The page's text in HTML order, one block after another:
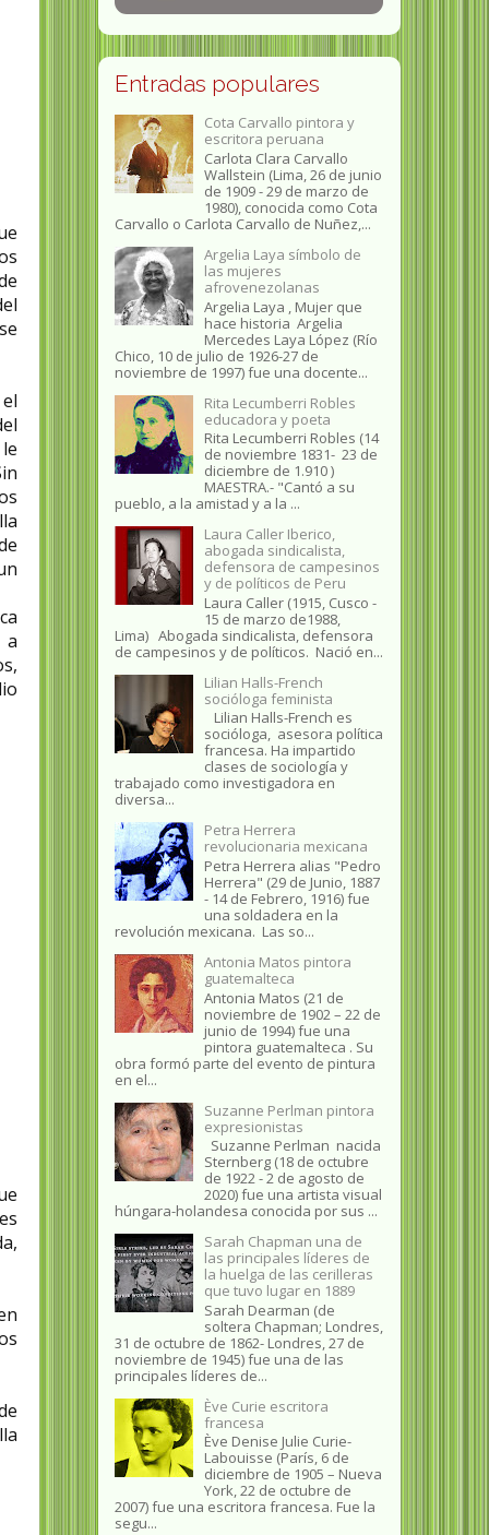
a
Entradas populares
Cota Carvallo pintora y
escritora peruana
Carlota Clara Carvallo
Wallstein (Lima, 26 de junio
de 1909 - 29 de marzo de
1980), conocida como Cota
Carvallo o Carlota Carvallo de Nuñez,...
Argelia Laya símbolo de
las mujeres
afrovenezolanas
Argelia Laya , Mujer que
hace historia Argelia
Mercedes Laya López (Río
Chico, 10 de julio de 1926-27 de
noviembre de 1997) fue una docente...
Rita Lecumberri Robles
educadora y poeta
Rita Lecumberri Robles (14
de noviembre 1831- 23 de
diciembre de 1.910 )
MAESTRA.- "Cantó a su
pueblo, a la amistad y a la ...
Laura Caller Iberico,
abogada sindicalista,
defensora de campesinos
y de políticos de Peru
Laura Caller (1915, Cusco -
15 de marzo de1988,
Lima) Abogada sindicalista, defensora
de campesinos y de políticos. Nació en...
Lilian Halls-French
socióloga feminista
Lilian Halls-French es
socióloga, asesora política
francesa. Ha impartido
clases de sociología y
trabajado como investigadora en
diversa...
Petra Herrera
revolucionaria mexicana
Petra Herrera alias "Pedro
Herrera" (29 de Junio, 1887
- 14 de Febrero, 1916) fue
una soldadera en la
revolución mexicana. Las so...
Antonia Matos pintora
guatemalteca
Antonia Matos (21 de
noviembre de 1902 – 22 de
junio de 1994) fue una
pintora guatemalteca . Su
obra formó parte del evento de pintura
en el...
Suzanne Perlman pintora
expresionistas
Suzanne Perlman nacida
Sternberg (18 de octubre
de 1922 - 2 de agosto de
2020) fue una artista visual
húngara-holandesa conocida por sus ...
Sarah Chapman una de
las principales líderes de
la huelga de las cerilleras
que tuvo lugar en 1889
Sarah Dearman (de
soltera Chapman; Londres,
31 de octubre de 1862​- Londres, 27 de
noviembre de 1945)​ fue una de las
principales líderes de...
Ève Curie escritora
francesa
Ève Denise Julie Curie-
Labouisse (París, 6 de
diciembre de 1905 – Nueva
York, 22 de octubre de
2007) fue una escritora francesa. Fue la
segu...